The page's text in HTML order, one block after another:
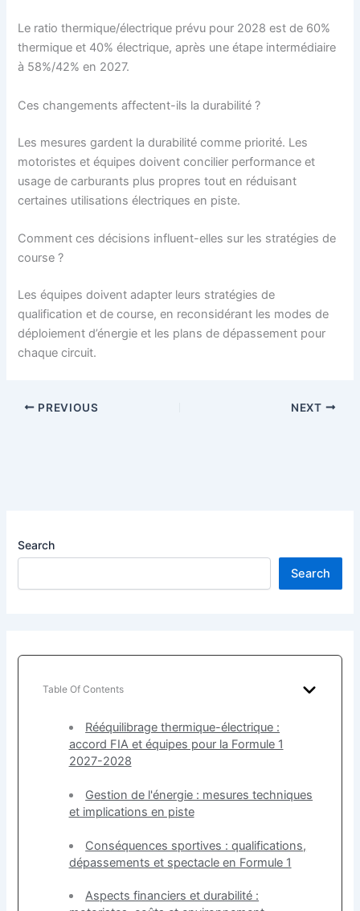
Le ratio thermique/électrique prévu pour 2028 est de 60%
thermique et 40% électrique, après une étape intermédiaire
à 58%/42% en 2027.
Ces changements affectent-ils la durabilité ?
Les mesures gardent la durabilité comme priorité. Les
motoristes et équipes doivent concilier performance et
usage de carburants plus propres tout en réduisant
certaines utilisations électriques en piste.
Comment ces décisions influent-elles sur les stratégies de
course ?
Les équipes doivent adapter leurs stratégies de
qualification et de course, en reconsidérant les modes de
déploiement d’énergie et les plans de dépassement pour
chaque circuit.
PREVIOUS NEXT
Search
Search
Table Of Contents
Rééquilibrage thermique-électrique :
accord FIA et équipes pour la Formule 1
2027-2028
Gestion de l'énergie : mesures techniques
et implications en piste
Conséquences sportives : qualifications,
dépassements et spectacle en Formule 1
Aspects financiers et durabilité :